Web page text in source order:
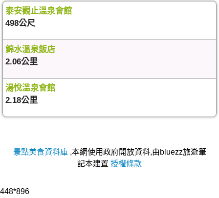
泰安觀止溫泉會館
498公尺
錦水溫泉飯店
2.06公里
湯悅溫泉會館
2.18公里
景點美食資料庫,本網使用政府開放資料,由bluezz旅遊筆
記本建置 授權條款
448*896